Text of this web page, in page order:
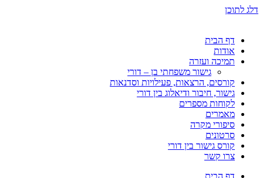
דלג לתוכן
דף הבית
אודות
תמיכה ועזרה
גישור משפחתי בן – דורי
קורסים, הרצאות, פעילויות וסדנאות
גישור, חיבור ודיאלוג בין דורי
לקוחות מספרים
מאמרים
סיפורי מקרה
סרטונים
קורס גישור בין דורי
צרו קשר
דף הבית